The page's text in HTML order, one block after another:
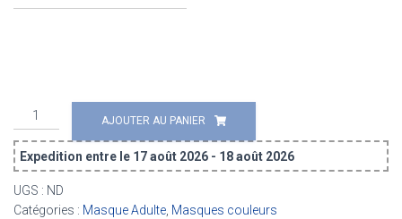
quantité
de
Masque
Chirurgical
Adulte
(X50)
AJOUTER AU PANIER
Expedition entre le 17 août 2026 - 18 août 2026
UGS : ND
Catégories : Masque Adulte, Masques couleurs